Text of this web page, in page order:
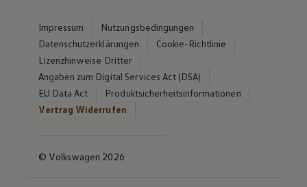
Impressum
Nutzungsbedingungen
Datenschutzerklärungen
Cookie-Richtlinie
Lizenzhinweise Dritter
Angaben zum Digital Services Act (DSA)
EU Data Act
Produktsicherheitsinformationen
Vertrag Widerrufen
© Volkswagen 2026